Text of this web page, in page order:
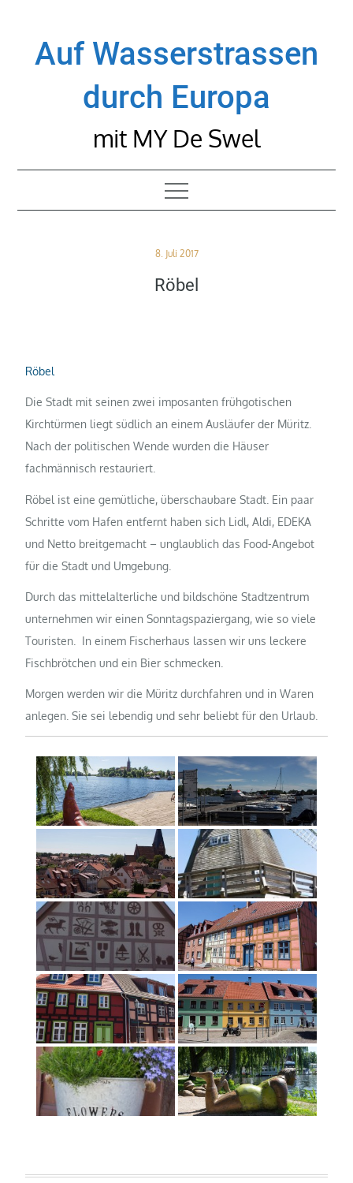
contentAuf Wasserstrassen
durch Europa
mit MY De Swel
Posted
8. Juli 2017
Röbel
Röbel
Die Stadt mit seinen zwei imposanten frühgotischen
Kirchtürmen liegt südlich an einem Ausläufer der Müritz.
Nach der politischen Wende wurden die Häuser
fachmännisch restauriert.
Röbel ist eine gemütliche, überschaubare Stadt. Ein paar
Schritte vom Hafen entfernt haben sich Lidl, Aldi, EDEKA
und Netto breitgemacht – unglaublich das Food-Angebot
für die Stadt und Umgebung.
Durch das mittelalterliche und bildschöne Stadtzentrum
unternehmen wir einen Sonntagspaziergang, wie so viele
Touristen. In einem Fischerhaus lassen wir uns leckere
Fischbrötchen und ein Bier schmecken.
Morgen werden wir die Müritz durchfahren und in Waren
anlegen. Sie sei lebendig und sehr beliebt für den Urlaub.